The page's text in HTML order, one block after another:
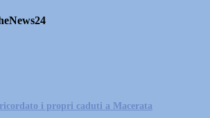
i propri caduti a Macerata